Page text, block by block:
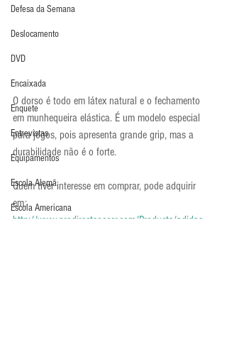
Defesa da Semana
Deslocamento
DVD
Encaixada
Enquete
Entrevistas
Equipamentos
Escola Alemã
Escola Americana
O dorso é todo em látex natural e o fechamento
em munhequeira elástica. É um modelo especial
para jogos, pois apresenta grande grip, mas a
durabilidade não é o forte.
Quem tiver interesse em comprar, pode adquirir
em:
http://www.prodirectsoccer.com/Products/adidas-